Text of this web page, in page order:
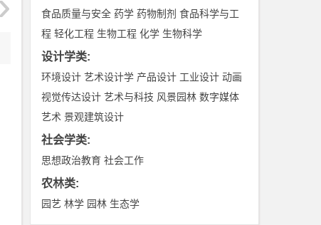
食品质量与安全 药学 药物制剂 食品科学与工
程 轻化工程 生物工程 化学 生物科学
设计学类:
环境设计 艺术设计学 产品设计 工业设计 动画
视觉传达设计 艺术与科技 风景园林 数字媒体
艺术 景观建筑设计
社会学类:
思想政治教育 社会工作
农林类:
园艺 林学 园林 生态学